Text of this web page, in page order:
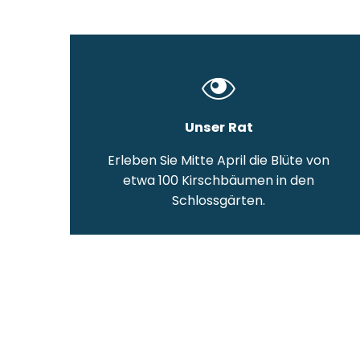
Unser Rat
Erleben Sie Mitte April die Blüte von
etwa 100 Kirschbäumen in den
Schlossgärten.